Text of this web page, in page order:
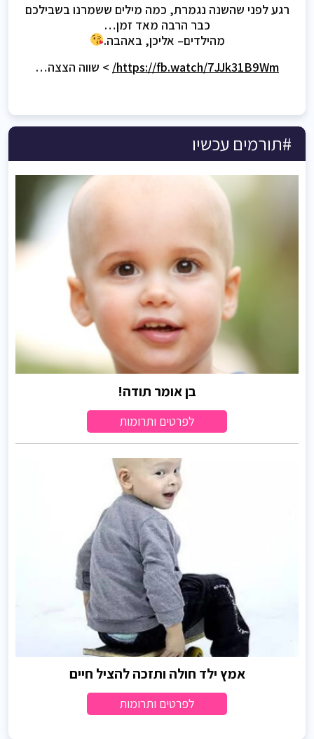
רגע לפני שהשנה נגמרת, כמה מילים ששמרנו בשבילכם
כבר הרבה מאד זמן…
מהילדים– אליכן, באהבה.
https://fb.watch/7JJk31B9Wm/ > שווה הצצה…
#תורמים עכשיו
בן אומר תודה!
לפרטים ותרומות
אמץ ילד חולה ותזכה להציל חיים
לפרטים ותרומות